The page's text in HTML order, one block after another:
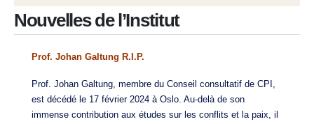
Nouvelles de l’Institut
Prof. Johan Galtung R.I.P.
Prof. Johan Galtung, membre du Conseil consultatif de CPI,
est décédé le 17 février 2024 à Oslo. Au-delà de son
immense contribution aux études sur les conflits et la paix, il